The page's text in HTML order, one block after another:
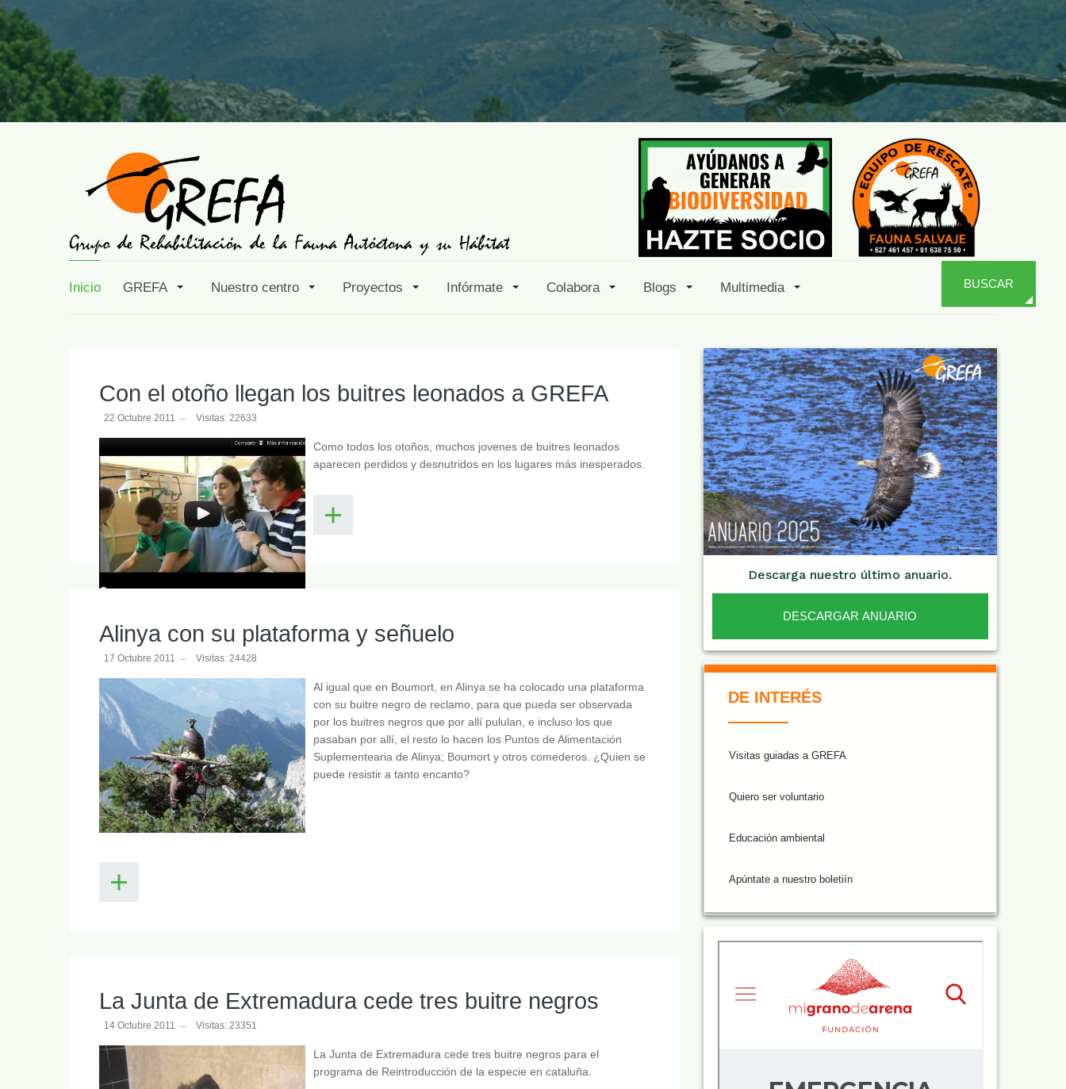
Inicio GREFA Nuestro centro Proyectos Infórmate Colabora Blogs Multimedia BUSCAR
Con el otoño llegan los buitres leonados a GREFA
22 Octubre 2011 Visitas: 22633
Como todos los otoños, muchos jovenes de buitres leonados
aparecen perdidos y desnutridos en los lugares más inesperados.
Alinya con su plataforma y señuelo
17 Octubre 2011 Visitas: 24428
Al igual que en Boumort, en Alinya se ha colocado una plataforma
con su buitre negro de reclamo, para que pueda ser observada
por los buitres negros que por allí pululan, e incluso los que
pasaban por allí, el resto lo hacen los Puntos de Alimentación
Suplementearia de Alinya; Boumort y otros comederos. ¿Quien se
puede resistir a tanto encanto?
La Junta de Extremadura cede tres buitre negros
14 Octubre 2011 Visitas: 23351
La Junta de Extremadura cede tres buitre negros para el
programa de Reintroducción de la especie en cataluña.
Descarga nuestro último anuario.
DESCARGAR ANUARIO
DE INTERÉS
Visitas guiadas a GREFA
Quiero ser voluntario
Educación ambiental
Apúntate a nuestro boletiín